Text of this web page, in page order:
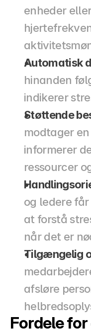
enheder
Automatisk
hinanden
indikerer
Støttende
modtager
informerer
ressourcer
og ledere
at forstå
når det er
Tilgængelig
afsløre
Fordele